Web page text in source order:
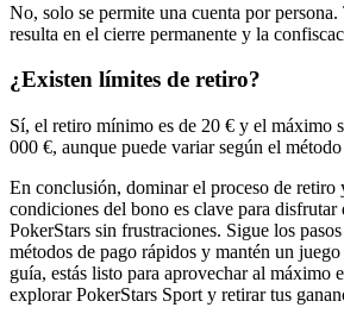
No, solo se permite una cuenta por
resulta en el cierre permanente y la
¿Existen límites de retiro?
Sí, el retiro mínimo es de 20 € y el máximo
000 €, aunque puede variar según el
En conclusión, dominar el proceso de retiro
condiciones del bono es clave para disfrutar
PokerStars sin frustraciones. Sigue los
métodos de pago rápidos y mantén un
guía, estás listo para aprovechar al máximo
explorar PokerStars Sport y retirar tus